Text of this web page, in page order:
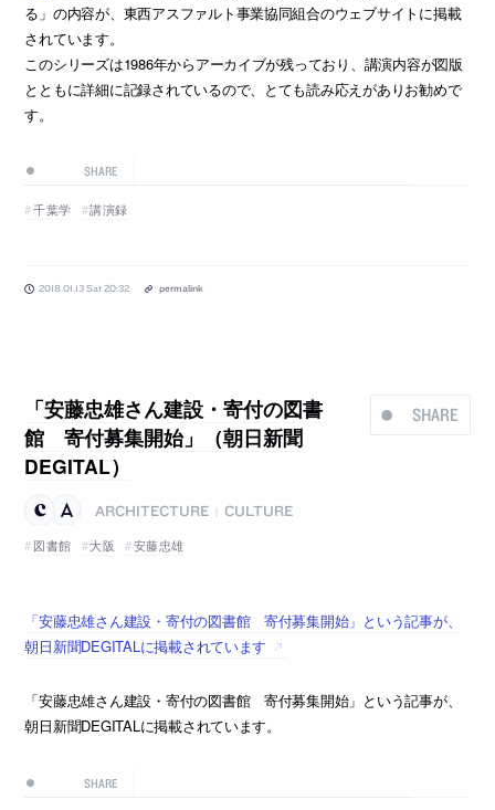
る」の内容が、東西アスファルト事業協同組合のウェブサイトに掲載
されています。
このシリーズは1986年からアーカイブが残っており、講演内容が図版
とともに詳細に記録されているので、とても読み応えがありお勧めで
す。
SHARE
千葉学 講演録
2018.01.13 Sat 20:32 permalink
SHARE
「安藤忠雄さん建設・寄付の図書
館 寄付募集開始」（朝日新聞
DEGITAL）
ARCHITECTURE
CULTURE
図書館
大阪 安藤忠雄
「安藤忠雄さん建設・寄付の図書館 寄付募集開始」という記事が、
朝日新聞DEGITALに掲載されています
「安藤忠雄さん建設・寄付の図書館 寄付募集開始」という記事が、
朝日新聞DEGITALに掲載されています。
SHARE